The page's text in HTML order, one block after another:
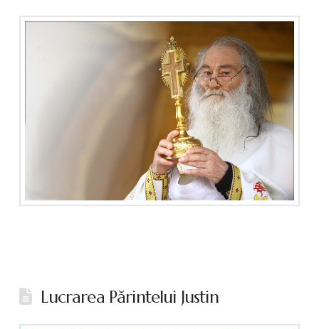
Lucrarea Părintelui Justin